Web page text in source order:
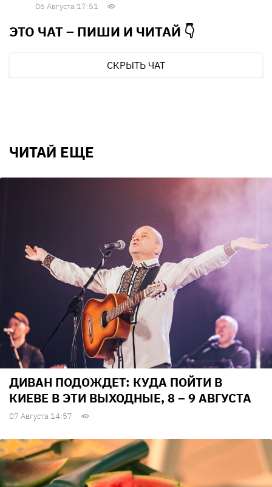
06 Августа 17:51
ЭТО ЧАТ – ПИШИ И ЧИТАЙ 👇
СКРЫТЬ ЧАТ
ЧИТАЙ ЕЩЕ
ДИВАН ПОДОЖДЕТ: КУДА ПОЙТИ В
КИЕВЕ В ЭТИ ВЫХОДНЫЕ, 8 – 9 АВГУСТА
07 Августа 14:57